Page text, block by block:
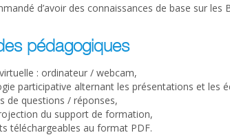
d’avoir des connaissances de base sur les
pédagogiques
: ordinateur / webcam,
participative alternant les présentations et les
de questions / réponses,
du support de formation,
téléchargeables au format PDF.